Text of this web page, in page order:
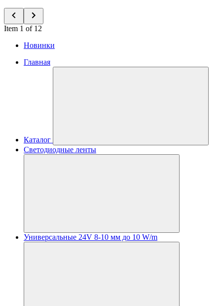
Item 1 of 12
Новинки
Главная
Каталог
Светодиодные ленты
Универсальные 24V 8-10 мм до 10 W/m